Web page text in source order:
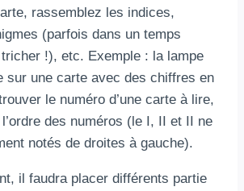
rassemblez les indices,
(parfois dans un temps
!), etc. Exemple : la lampe
sur une carte avec des chiffres en
le numéro d’une carte à lire,
des numéros (le I, II et II ne
notés de droites à gauche).
il faudra placer différents partie